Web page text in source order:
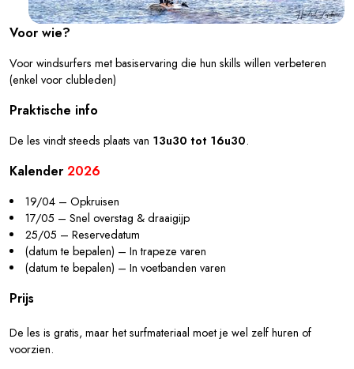
Voor wie?
Voor windsurfers met basiservaring die hun skills willen verbeteren
(enkel voor clubleden)
Praktische info
De les vindt steeds plaats van 13u30 tot 16u30.
Kalender 2026
19/04 – Opkruisen
17/05 – Snel overstag & draaigijp
25/05 – Reservedatum
(datum te bepalen) – In trapeze varen
(datum te bepalen) – In voetbanden varen
Prijs
De les is gratis, maar het surfmateriaal moet je wel zelf huren of
voorzien.